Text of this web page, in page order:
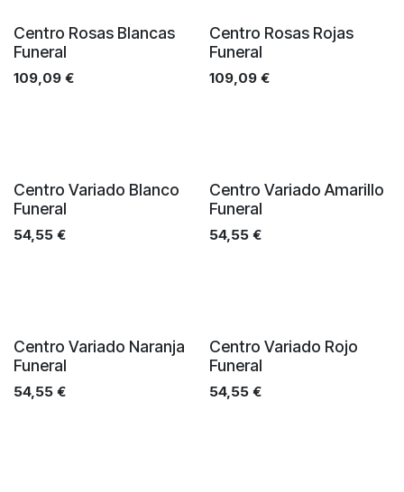
Centro Rosas Blancas
Funeral
109,09 €
Centro Rosas Rojas
Funeral
109,09€
Centro Variado Blanco
Funeral
54,55 €
Centro Variado Amarillo
Funeral
54,55€
Centro Variado Naranja
Funeral
54,55 €
Centro Variado Rojo
Funeral
54,55€